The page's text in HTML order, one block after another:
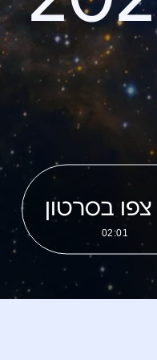
צפו בסרטון
02:01